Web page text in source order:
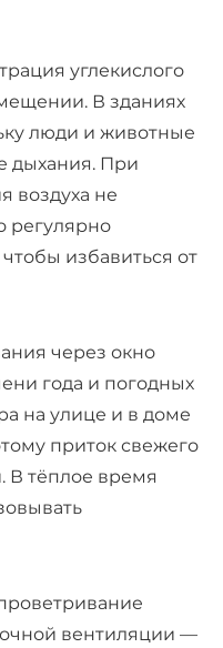
углекислого
В зданиях
люди и животные
дыхания. При
воздуха не
регулярно
избавиться от
через окно
года и погодных
на улице и в доме
приток свежего
В тёплое время
вентиляции —